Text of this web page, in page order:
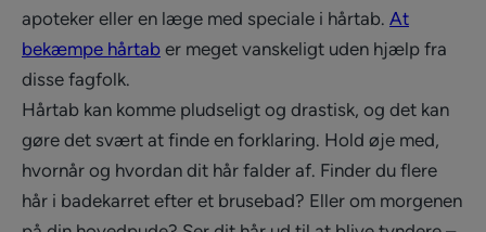
apoteker eller en læge med speciale i hårtab. At
bekæmpe hårtab er meget vanskeligt uden hjælp fra
disse fagfolk.
Hårtab kan komme pludseligt og drastisk, og det kan
gøre det svært at finde en forklaring. Hold øje med,
hvornår og hvordan dit hår falder af. Finder du flere
hår i badekarret efter et brusebad? Eller om morgenen